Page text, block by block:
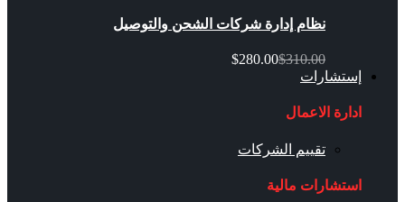
نظام إدارة شركات الشحن والتوصيل
$280.00$310.00
إستشارات
ادارة الاعمال
تقييم الشركات
استشارات مالية